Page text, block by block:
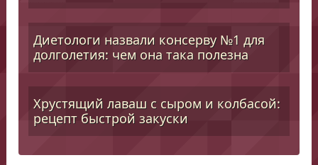
Диетологи назвали консерву №1 для
долголетия: чем она така полезна
Хрустящий лаваш с сыром и колбасой:
рецепт быстрой закуски